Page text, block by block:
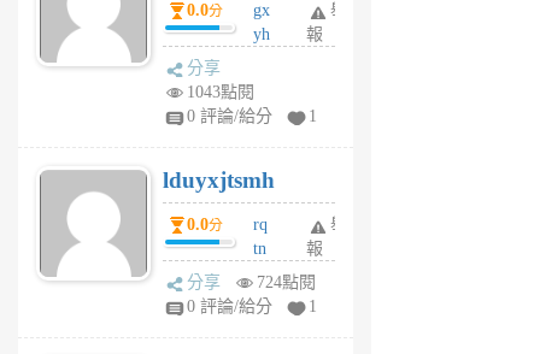
個
月
0.0分
gx
yh
jl
月
前
舉
報
分享
1043點閱
0 評論/給分
1
lduyxjtsmh
0.0分
rq
tn
jt
gl
舉
報
分享
724點閱
0 評論/給分
1